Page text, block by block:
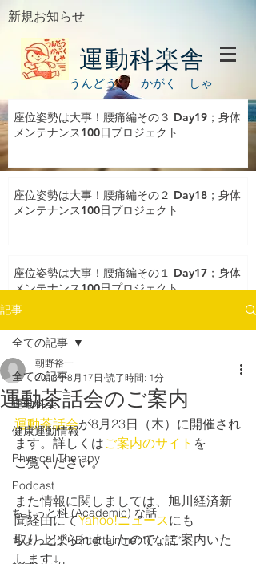
新規お知らせ
運動科楽舎
うんどう かがく しゃ
座位姿勢は大事！腰痛編その３ Day19；身体
メンテナンス100日プロジェクト
座位姿勢は大事！腰痛編その２ Day18；身体
メンテナンス100日プロジェクト
座位姿勢は大事！腰痛編その１ Day17；身体
メンテナンス100日プロジェクト
記事
全ての記事
運動科楽
健康運動情報
Physical Therapy
Podcast
ちょっと科 (Academic) な話
ちょっと楽 (Entertainment) な話
全ての記事
運動茶話会のご案内
朝野裕一
2018年8月17日 読了時間: 1分
運動茶話会が8月23日（木）に開催され
ます。詳しくはご案内のサイト を
ご覧ください。
また情報に関しましては、旭川経済新
聞経由にてYahoo!ニュースにも
取り上げられましたので、ご案内いた
します↓